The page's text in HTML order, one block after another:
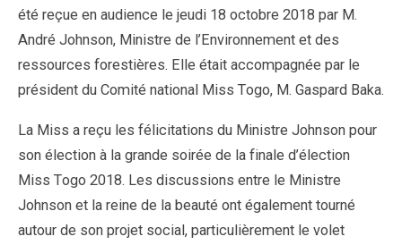
été reçue en audience le jeudi 18 octobre 2018 par M.
André Johnson, Ministre de l’Environnement et des
ressources forestières. Elle était accompagnée par le
président du Comité national Miss Togo, M. Gaspard Baka.
La Miss a reçu les félicitations du Ministre Johnson pour
son élection à la grande soirée de la finale d’élection
Miss Togo 2018. Les discussions entre le Ministre
Johnson et la reine de la beauté ont également tourné
autour de son projet social, particulièrement le volet